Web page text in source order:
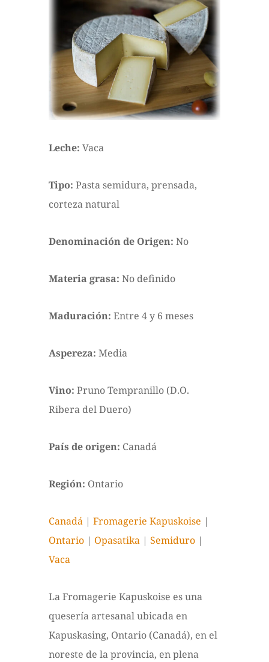
Leche: Vaca
Tipo: Pasta semidura, prensada,
corteza natural
Denominación de Origen: No
Materia grasa: No definido
Maduración: Entre 4 y 6 meses
Aspereza: Media
Vino: Pruno Tempranillo (D.O.
Ribera del Duero)
País de origen: Canadá
Región: Ontario
Canadá| Fromagerie Kapuskoise |
Ontario| Opasatika| Semiduro|
Vaca
La Fromagerie Kapuskoise es una
quesería artesanal ubicada en
Kapuskasing, Ontario (Canadá), en el
noreste de la provincia, en plena